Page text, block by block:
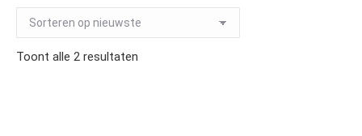
Toont alle 2 resultaten